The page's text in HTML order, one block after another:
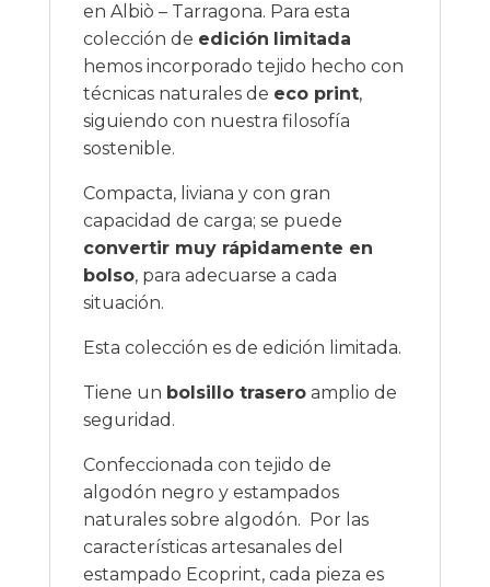
en Albiò – Tarragona. Para esta
colección de edición limitada
hemos incorporado tejido hecho con
técnicas naturales de eco print,
siguiendo con nuestra filosofía
sostenible.
Compacta, liviana y con gran
capacidad de carga; se puede
convertir muy rápidamente en
bolso, para adecuarse a cada
situación.
Esta colección es de edición limitada.
Tiene un bolsillo traseroamplio de
seguridad.
Confeccionada con tejido de
algodón negro y estampados
naturales sobre algodón. Por las
características artesanales del
estampado Ecoprint, cada pieza es